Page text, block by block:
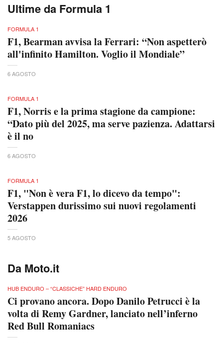
Ultime da Formula 1
FORMULA 1
F1, Bearman avvisa la Ferrari: “Non aspetterò
all'infinito Hamilton. Voglio il Mondiale”
6 AGOSTO
FORMULA 1
F1, Norris e la prima stagione da campione:
“Dato più del 2025, ma serve pazienza. Adattarsi
è il no
6 AGOSTO
FORMULA 1
F1, "Non è vera F1, lo dicevo da tempo":
Verstappen durissimo sui nuovi regolamenti
2026
5 AGOSTO
Da Moto.it
HUB ENDURO – “CLASSICHE” HARD ENDURO
Ci provano ancora. Dopo Danilo Petrucci è la
volta di Remy Gardner, lanciato nell’inferno
Red Bull Romaniacs